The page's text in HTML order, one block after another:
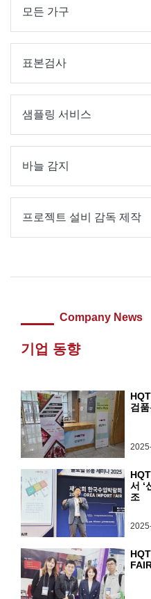
모든 가구
표본검사
샘플링 서비스
바늘 감지
프로젝트 설비 감독 제작
Company News
기업 동향
검
서 ‘
조